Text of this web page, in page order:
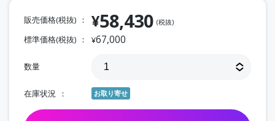
販売価格(税抜) ¥58,430 (税抜)
標準価格(税抜) ¥67,000
数量
在庫状況 お取り寄せ